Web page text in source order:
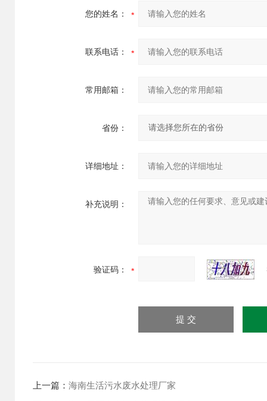
您的姓名：
联系电话：
常用邮箱：
省份：
详细地址：
补充说明：
验证码：
上一篇： 海南生活污水废水处理厂家